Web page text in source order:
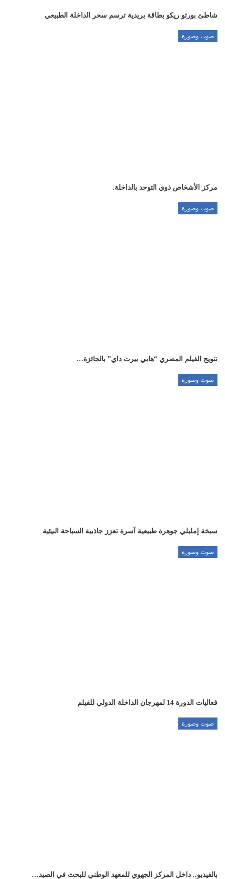
شاطئ بورتو ريكو بطاقة بريدية ترسم سحر الداخلة الطبيعي
صوت وصورة
مركز الأشخاص ذوي التوحد بالداخلة.
صوت وصورة
تتويج الفيلم المصري “هابي بيرث داي” بالجائزة…
صوت وصورة
سبخة إمليلي جوهرة طبيعية آسرة تعزز جاذبية السياحة البيئية
صوت وصورة
فعاليات الدورة 14 لمهرجان الداخلة الدولي للفيلم
صوت وصورة
بالفيديو.. داخل المركز الجهوي للمعهد الوطني للبحث في الصيد…